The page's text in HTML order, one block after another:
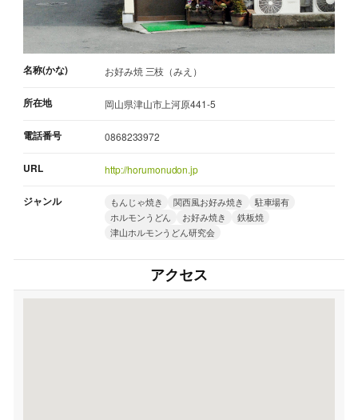
名称(かな) お好み焼 三枝（みえ）
所在地 岡山県津山市上河原441-5
電話番号 0868233972
URL http://horumonudon.jp
ジャンル もんじゃ焼き 関西風お好み焼き
駐車場有
ホルモンうどん
お好み焼き
鉄板焼
津山ホルモンうどん研究会
アクセス